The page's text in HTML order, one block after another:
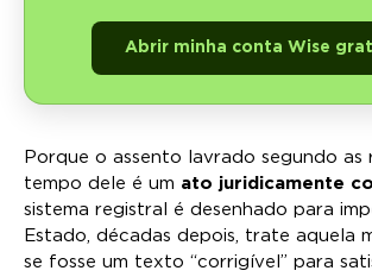
Abrir minha conta Wise
Porque o assento lavrado segundo as
tempo dele é um ato juridicamente
sistema registral é desenhado para
Estado, décadas depois, trate aquela
se fosse um texto “corrigível” para